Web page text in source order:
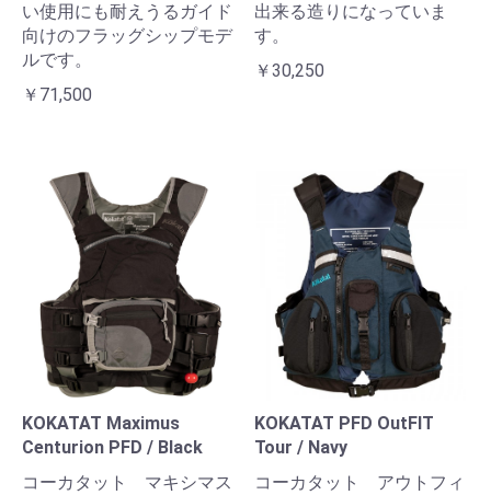
い使用にも耐えうるガイド
向けのフラッグシップモデ
ルです。
￥71,500
出来る造りになっていま
す。
￥30,250
KOKATAT Maximus
Centurion PFD / Black
コーカタット マキシマス
KOKATAT PFD OutFIT
Tour / Navy
コーカタット アウトフィ